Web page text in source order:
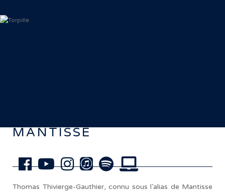
MANTISSE
Thomas Thivierge-Gauthier, connu sous l’alias de Mantisse